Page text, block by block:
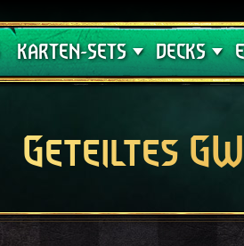
KARTEN-SETS
Crimson Curse
DECKS
Deck-
Geteiltes